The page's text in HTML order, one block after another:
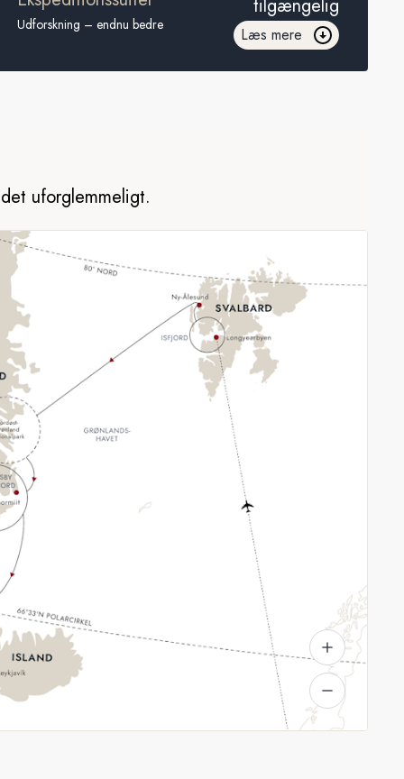
Udforskning – endnu bedre
tilgængelig
Læs mere
uforglemmeligt.